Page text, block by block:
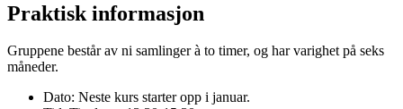
Praktisk informasjon
Gruppene består av ni samlinger à to timer, og har varighet på seks
måneder.
Dato: Neste kurs starter opp i januar.